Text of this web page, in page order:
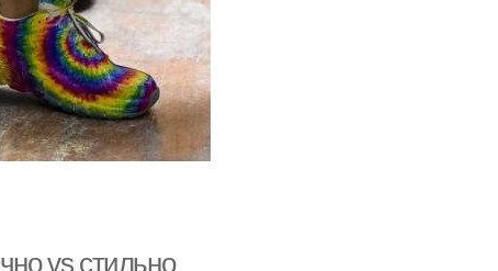
vs стильно